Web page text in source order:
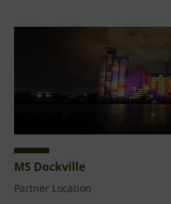
MS Dockville
Partner Location